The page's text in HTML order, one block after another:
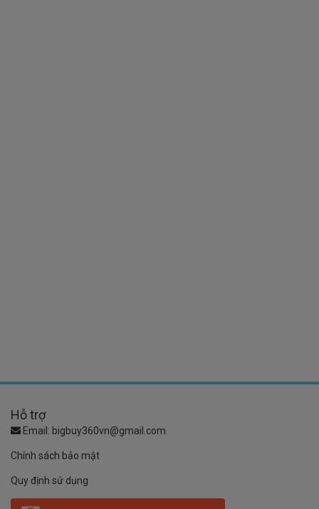
Hỗ trợ
Email: bigbuy360vn@gmail.com
Chính sách bảo mật
Quy định sử dụng